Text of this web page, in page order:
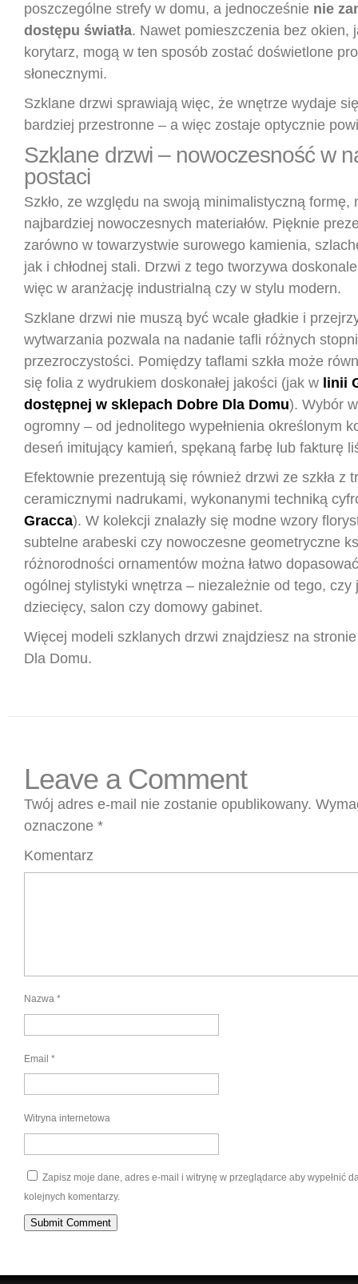
poszczególne strefy w domu, a jednocześnie nie
dostępu światła. Nawet pomieszczenia bez okien,
korytarz, mogą w ten sposób zostać doświetlone
słonecznymi.
Szklane drzwi sprawiają więc, że wnętrze wydaje
bardziej przestronne – a więc zostaje optycznie
Szklane drzwi – nowoczesność w
postaci
Szkło, ze względu na swoją minimalistyczną formę,
najbardziej nowoczesnych materiałów. Pięknie
zarówno w towarzystwie surowego kamienia,
jak i chłodnej stali. Drzwi z tego tworzywa
więc w aranżację industrialną czy w stylu modern.
Szklane drzwi nie muszą być wcale gładkie i
wytwarzania pozwala na nadanie tafli różnych stopni
przezroczystości. Pomiędzy taflami szkła może
się folia z wydrukiem doskonałej jakości (jak w linii
dostępnej w sklepach Dobre Dla Domu). Wybór
ogromny – od jednolitego wypełnienia określonym
deseń imitujący kamień, spękaną farbę lub fakturę
Efektownie prezentują się również drzwi ze szkła z
ceramicznymi nadrukami, wykonanymi techniką
Gracca). W kolekcji znalazły się modne wzory
subtelne arabeski czy nowoczesne geometryczne
różnorodności ornamentów można łatwo
ogólnej stylistyki wnętrza – niezależnie od tego, czy
dziecięcy, salon czy domowy gabinet.
Więcej modeli szklanych drzwi znajdziesz na
Dla Domu.
Leave a Comment
Twój adres e-mail nie zostanie opublikowany.
oznaczone *
Komentarz
Nazwa *
Email *
Witryna internetowa
Zapisz moje dane, adres e-mail i witrynę w przeglądarce aby wypełnić
kolejnych komentarzy.